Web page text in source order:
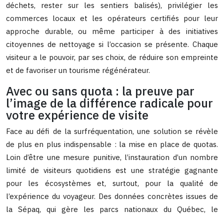
déchets, rester sur les sentiers balisés), privilégier les
commerces locaux et les opérateurs certifiés pour leur
approche durable, ou même participer à des initiatives
citoyennes de nettoyage si l’occasion se présente. Chaque
visiteur a le pouvoir, par ses choix, de réduire son empreinte
et de favoriser un tourisme régénérateur.
Avec ou sans quota : la preuve par
l’image de la différence radicale pour
votre expérience de visite
Face au défi de la surfréquentation, une solution se révèle
de plus en plus indispensable : la mise en place de quotas.
Loin d’être une mesure punitive, l’instauration d’un nombre
limité de visiteurs quotidiens est une stratégie gagnante
pour les écosystèmes et, surtout, pour la qualité de
l’expérience du voyageur. Des données concrètes issues de
la Sépaq, qui gère les parcs nationaux du Québec, le